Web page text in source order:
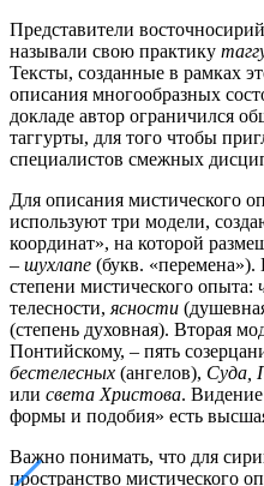
Представители
называли свою практику
Тексты, созданные в рамках
описания многообразных
докладе автор ограничился
таггурты, для того чтобы
специалистов смежных
Для описания мистического
используют три модели,
координат», на которой
– шухлапе (букв. «перемена»).
степени мистического опыта:
телесности, ясности
(степень духовная). Вторая
Понтийскому, – пять
бестелесных (ангелов), Суда,
или света Христова. Видение
формы и подобия» есть
Важно понимать, что для
пространство мистического